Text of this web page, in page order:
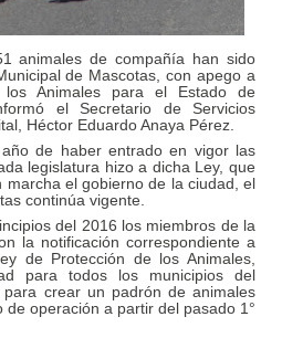
animales de compañía han sido
de Mascotas, con apego a
Animales para el Estado de
el Secretario de Servicios
Héctor Eduardo Anaya Pérez.
de haber entrado en vigor las
legislatura hizo a dicha Ley, que
el gobierno de la ciudad, el
continúa vigente.
del 2016 los miembros de la
la notificación correspondiente a
de Protección de los Animales,
para todos los municipios del
para crear un padrón de animales
operación a partir del pasado 1°